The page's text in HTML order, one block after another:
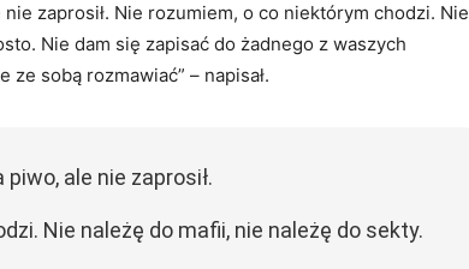
zaprosił. Nie rozumiem, o co niektórym chodzi. Nie
Nie dam się zapisać do żadnego z waszych
sobą rozmawiać” – napisał.
ale nie zaprosił.
Nie należę do mafii, nie należę do sekty.